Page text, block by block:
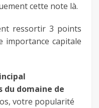
cette note là.
ressortir 3 points
importance capitale
du domaine de
votre popularité